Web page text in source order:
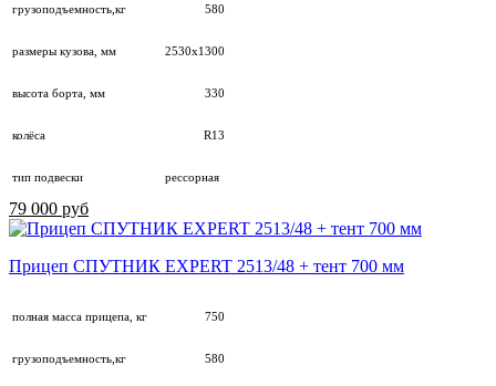
грузоподъемность,кг 580
размеры кузова, мм 2530х1300
высота борта, мм 330
колёса R13
тип подвески рессорная
79 000 руб
Прицеп СПУТНИК EXPERT 2513/48 + тент 700 мм
полная масса прицепа, кг 750
грузоподъемность,кг 580